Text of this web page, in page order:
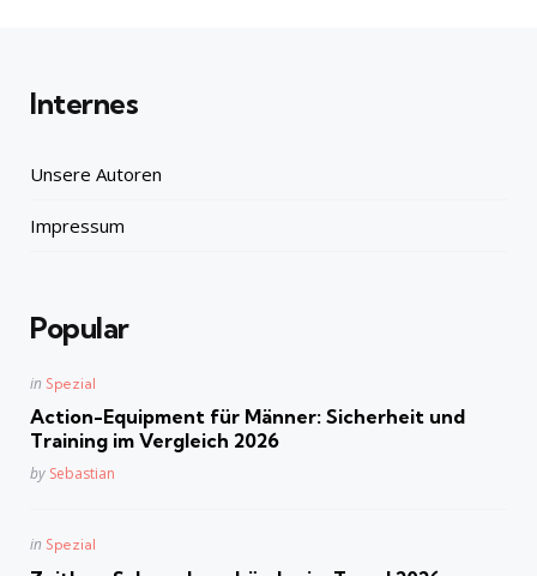
Internes
Unsere Autoren
Impressum
Popular
Posted
in Spezial
Action-Equipment für Männer: Sicherheit und
Training im Vergleich 2026
Posted
by Sebastian
Posted
in Spezial